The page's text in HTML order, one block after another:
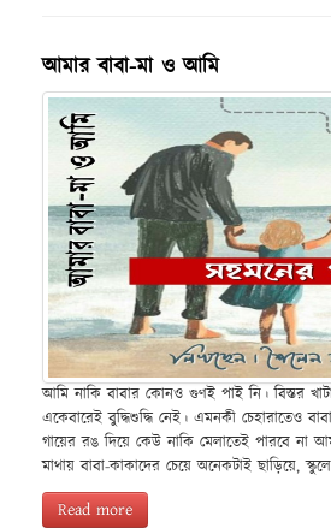
আমার বাবা-মা ও আমি
আমি নাকি বাবার কোনও গুণই পাই নি। বিস্তর
একেবারেই বুদ্ধিশুদ্ধি নেই। এমনকী চেহারাতেও
গায়ের রঙ দিয়ে কেউ নাকি মেলাতেই পারবে না
মাথায় বাবা-কাকাদের চেয়ে অনেকটাই ছাড়িয়ে,
Read more